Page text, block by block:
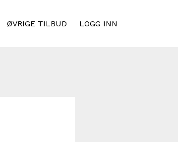
ØVRIGE TILBUD LOGG INN